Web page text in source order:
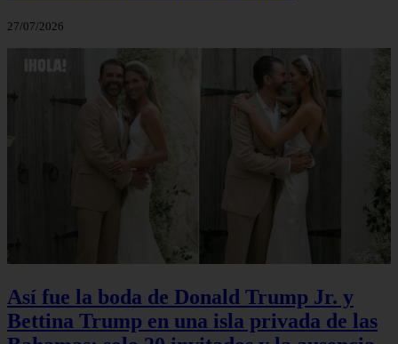
27/07/2026
Así fue la boda de Donald Trump Jr. y
Bettina Trump en una isla privada de las